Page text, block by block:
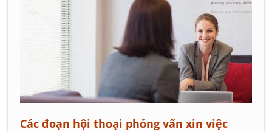
Các đoạn hội thoại phỏng vấn xin việc